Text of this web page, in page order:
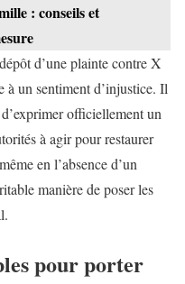
: conseils et
d’une plainte contre X
à un sentiment d’injustice. Il
officiellement un
à agir pour restaurer
en l’absence d’un
manière de poser les
pour porter